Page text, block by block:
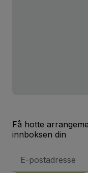
Få hotte
innboksen din
postadresse